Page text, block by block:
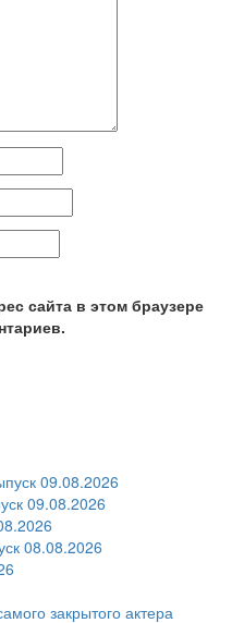
сайта в этом браузере
09.08.2026
09.08.2026
08.08.2026
закрытого актера